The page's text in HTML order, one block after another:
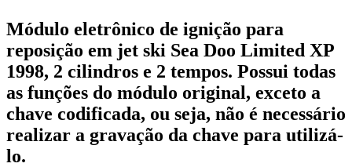
Módulo eletrônico de ignição para
reposição em jet ski Sea Doo Limited XP
1998, 2 cilindros e 2 tempos. Possui todas
as funções do módulo original, exceto a
chave codificada, ou seja, não é necessário
realizar a gravação da chave para utilizá-
lo.